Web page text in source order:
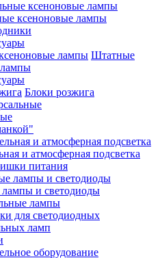
ксеноновые лампы
Штатные
Блоки розжига
и атмосферная подсветка
питания
и светодиоды
лампы
для светодиодных
ламп